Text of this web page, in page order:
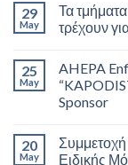
29
May
Τα
τρέχουν
25
May
AHEPA
Sponsor
20
May
Ειδικής